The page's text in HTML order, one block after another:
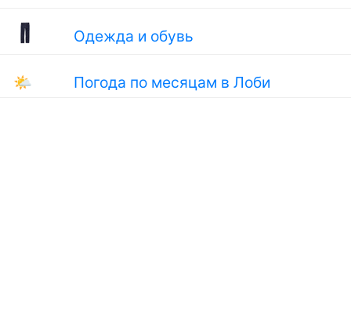
Одежда и обувь
🌤 Погода по месяцам в Лоби